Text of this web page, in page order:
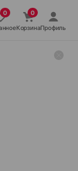
КорзинаПрофиль